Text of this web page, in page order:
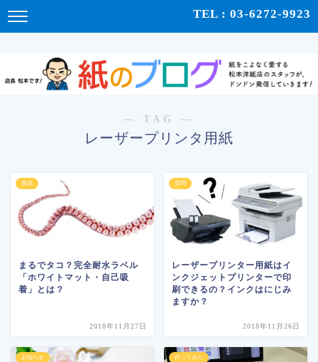
TEL : 03-6272-9923
― TAG ―
レーザープリンタ用紙
商品
まるでタコ？完全耐水ラベル
「ホワイトマット・自己吸
着」とは？
2018年11月27日
質問
レーザープリンター用紙はイ
ンクジェットプリンターで印
刷できるの？インクはにじみ
ますか？
2018年11月26日
お知らせ 作ってみた